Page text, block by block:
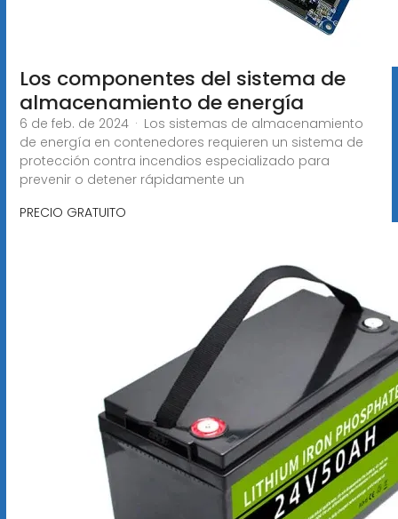
Los componentes del sistema de
almacenamiento de energía
6 de feb. de 2024 · Los sistemas de almacenamiento
de energía en contenedores requieren un sistema de
protección contra incendios especializado para
prevenir o detener rápidamente un
PRECIO GRATUITO